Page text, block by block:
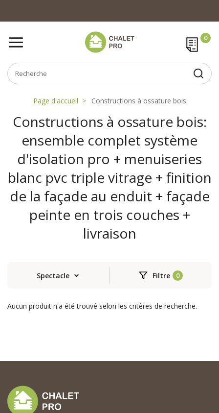
Page d'accueil Constructions à ossature bois
Constructions à ossature bois:
ensemble complet système
d'isolation pro + menuiseries
blanc pvc triple vitrage + finition
de la façade au enduit + façade
peinte en trois couches +
livraison
Spectacle Filtre
Aucun produit n'a été trouvé selon les critères de recherche.